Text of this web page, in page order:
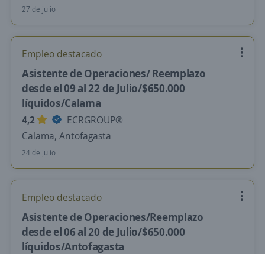
27 de julio
Empleo destacado
Asistente de Operaciones/ Reemplazo
desde el 09 al 22 de Julio/$650.000
líquidos/Calama
4,2
ECRGROUP®️
Calama, Antofagasta
24 de julio
Empleo destacado
Asistente de Operaciones/Reemplazo
desde el 06 al 20 de Julio/$650.000
líquidos/Antofagasta